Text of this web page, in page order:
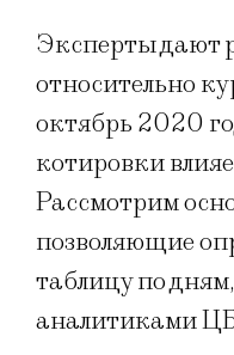
Эксперты дают
относительно
октябрь 2020
котировки
Рассмотрим
позволяющие
таблицу по
аналитиками